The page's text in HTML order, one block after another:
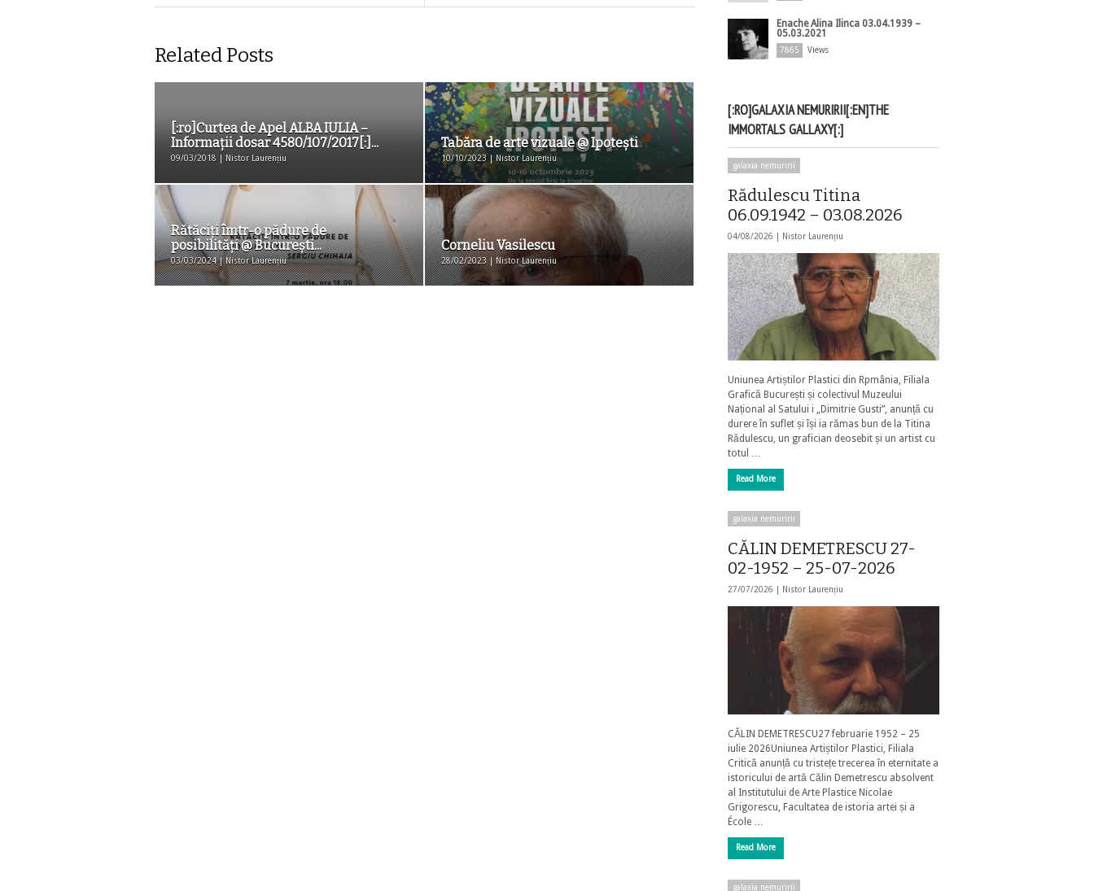
Related Posts
[:ro]Curtea de Apel ALBA IULIA –
Informaţii dosar 4580/107/2017[:]...
09/03/2018 | Nistor Laurențiu
Tabăra de arte vizuale @ Ipoteşti
10/10/2023 | Nistor Laurențiu
Rătăciţi îmtr-o pădure de
posibilităţi @ Bucureşti...
03/03/2024 | Nistor Laurențiu
Corneliu Vasilescu
28/02/2023 | Nistor Laurențiu
Enache Alina Ilinca 03.04.1939 –
05.03.2021
7865 Views
[:RO]GALAXIA NEMURIRII[:EN]THE
IMMORTALS GALLAXY[:]
galaxia nemuririi
Rădulescu Titina
06.09.1942 – 03.08.2026
04/08/2026 | Nistor Laurențiu
Uniunea Artiștilor Plastici din Rpmânia, Filiala
Grafică București și colectivul Muzeului
Național al Satului i „Dimitrie Gusti”, anunță cu
durere în suflet și își ia rămas bun de la Titina
Rădulescu, un grafician deosebit și un artist cu
totul …
Read More
galaxia nemuririi
CĂLIN DEMETRESCU 27-
02-1952 – 25-07-2026
27/07/2026 | Nistor Laurențiu
CĂLIN DEMETRESCU27 februarie 1952 – 25
iulie 2026Uniunea Artiștilor Plastici, Filiala
Critică anunță cu tristețe trecerea în eternitate a
istoricului de artă Călin Demetrescu absolvent
al Institutului de Arte Plastice Nicolae
Grigorescu, Facultatea de istoria artei și a
École …
Read More
galaxia nemuririi